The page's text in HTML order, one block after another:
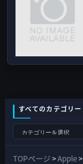
すべてのカテゴリー
て
TOPページ>Apple>